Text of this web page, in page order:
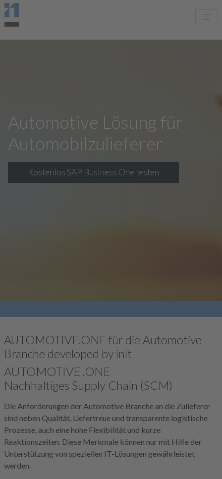
Automotive Lösung für
Automobilzulieferer
Kostenlos SAP Business One testen
AUTOMOTIVE.ONE für die Automotive
Branche developed by init
AUTOMOTIVE .ONE
Nachhaltiges Supply Chain (SCM)
Die Anforderungen der Automotive Branche an die Zulieferer
sind neben Qualität, Liefertreue und transparente logistische
Prozesse, auch eine hohe Flexibilität und kurze
Reaktionszeiten. Diese Merkmale können nur mit Hilfe der
Unterstützung von speziellen IT-Lösungen gewährleistet
werden.